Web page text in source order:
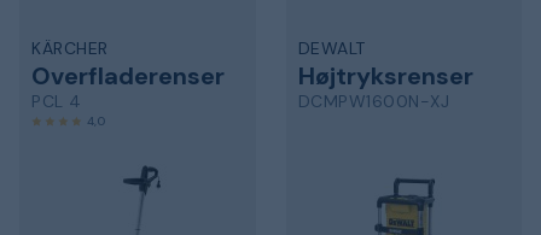
KÄRCHER
Overfladerenser
PCL 4
4,0
DEWALT
Højtryksrenser
DCMPW1600N-XJ